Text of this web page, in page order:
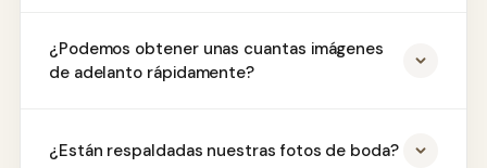
¿Podemos obtener unas cuantas imágenes
de adelanto rápidamente?
¿Están respaldadas nuestras fotos de boda?